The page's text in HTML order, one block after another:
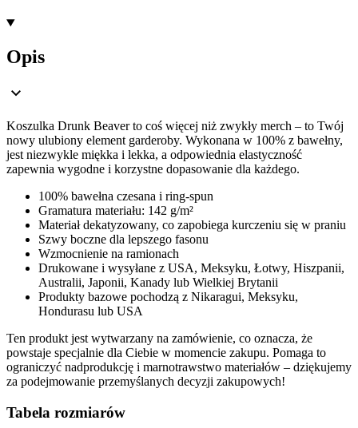
Opis
Koszulka Drunk Beaver to coś więcej niż zwykły merch – to Twój
nowy ulubiony element garderoby. Wykonana w 100% z bawełny,
jest niezwykle miękka i lekka, a odpowiednia elastyczność
zapewnia wygodne i korzystne dopasowanie dla każdego.
100% bawełna czesana i ring-spun
Gramatura materiału: 142 g/m²
Materiał dekatyzowany, co zapobiega kurczeniu się w praniu
Szwy boczne dla lepszego fasonu
Wzmocnienie na ramionach
Drukowane i wysyłane z USA, Meksyku, Łotwy, Hiszpanii,
Australii, Japonii, Kanady lub Wielkiej Brytanii
Produkty bazowe pochodzą z Nikaragui, Meksyku,
Hondurasu lub USA
Ten produkt jest wytwarzany na zamówienie, co oznacza, że
powstaje specjalnie dla Ciebie w momencie zakupu. Pomaga to
ograniczyć nadprodukcję i marnotrawstwo materiałów – dziękujemy
za podejmowanie przemyślanych decyzji zakupowych!
Tabela rozmiarów